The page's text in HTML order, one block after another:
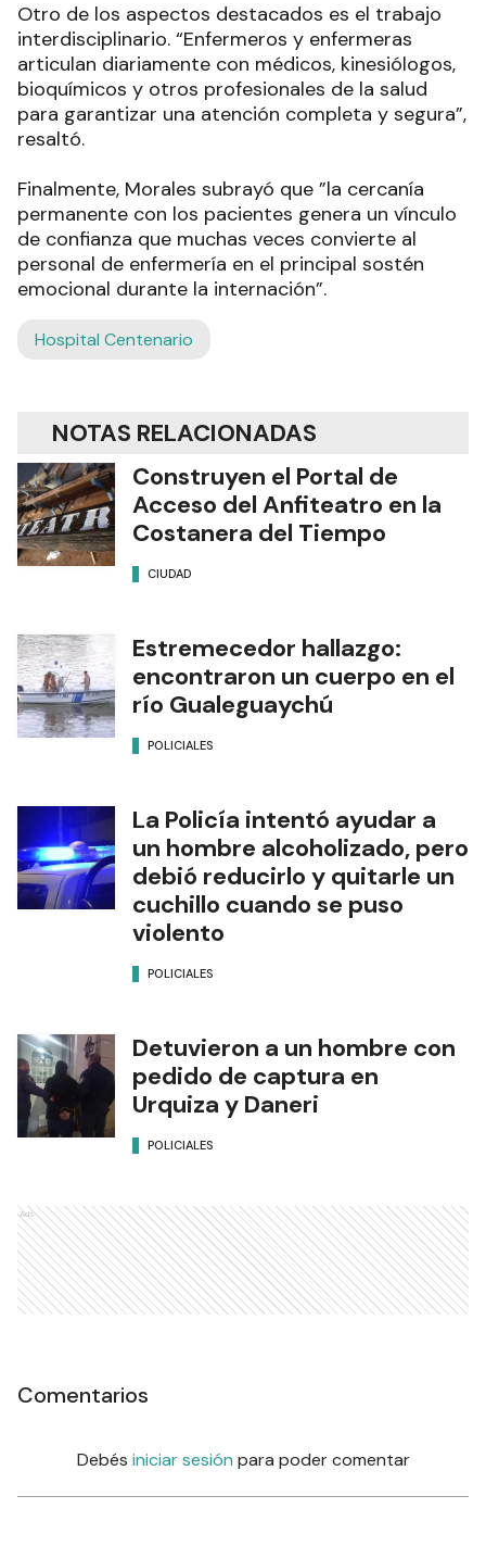
Otro de los aspectos destacados es el trabajo
interdisciplinario. “Enfermeros y enfermeras
articulan diariamente con médicos, kinesiólogos,
bioquímicos y otros profesionales de la salud
para garantizar una atención completa y segura”,
resaltó.
Finalmente, Morales subrayó que ”la cercanía
permanente con los pacientes genera un vínculo
de confianza que muchas veces convierte al
personal de enfermería en el principal sostén
emocional durante la internación”.
Hospital Centenario
NOTAS RELACIONADAS
Construyen el Portal de
Acceso del Anfiteatro en la
Costanera del Tiempo
CIUDAD
Estremecedor hallazgo:
encontraron un cuerpo en el
río Gualeguaychú
POLICIALES
La Policía intentó ayudar a
un hombre alcoholizado, pero
debió reducirlo y quitarle un
cuchillo cuando se puso
violento
POLICIALES
Detuvieron a un hombre con
pedido de captura en
Urquiza y Daneri
POLICIALES
Ads
Comentarios
Debés iniciar sesión para poder comentar